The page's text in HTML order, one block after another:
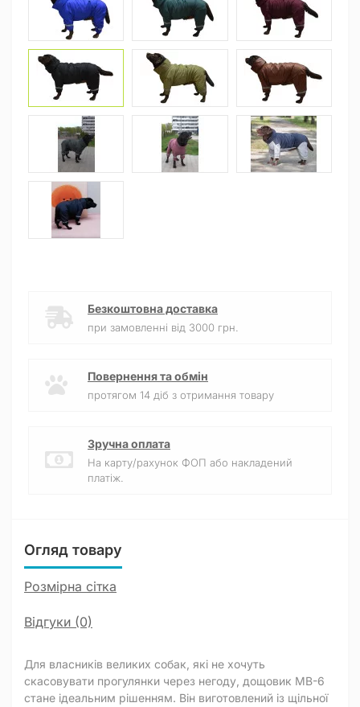
Безкоштовна доставка
при замовленні від 3000 грн.
Повернення та обмін
протягом 14 діб з отримання товару
Зручна оплата
На карту/рахунок ФОП або накладений
платіж.
Огляд товару
Розмірна сітка
Відгуки (0)
Для власників великих собак, які не хочуть
скасовувати прогулянки через негоду, дощовик MB-6
стане ідеальним рішенням. Він виготовлений із щільної